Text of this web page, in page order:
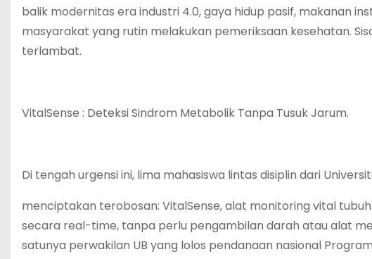
balik modernitas era industri 4.0, gaya hidup pasif, makanan
masyarakat yang rutin melakukan pemeriksaan kesehatan.
terlambat.
VitalSense : Deteksi Sindrom Metabolik Tanpa Tusuk Jarum.
Di tengah urgensi ini, lima mahasiswa lintas disiplin dari
menciptakan terobosan: VitalSense, alat monitoring vital
secara real-time, tanpa perlu pengambilan darah atau alat
satunya perwakilan UB yang lolos pendanaan nasional